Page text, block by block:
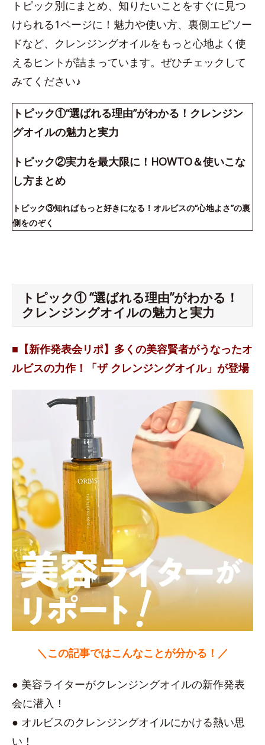
トピック別にまとめ、知りたいことをすぐに見つ
けられる1ページに！魅力や使い方、裏側エピソー
ドなど、クレンジングオイルをもっと心地よく使
えるヒントが詰まっています。ぜひチェックして
みてください♪
トピック①“選ばれる理由”がわかる！クレンジン
グオイルの魅力と実力
トピック②実力を最大限に！HOWTO＆使いこな
し方まとめ
トピック③知ればもっと好きになる！オルビスの“心地よさ”の裏
側をのぞく
トピック① “選ばれる理由”がわかる！
クレンジングオイルの魅力と実力
■【新作発表会リポ】多くの美容賢者がうなったオ
ルビスの力作！「ザ クレンジングオイル」が登場
＼この記事ではこんなことが分かる！／
● 美容ライターがクレンジングオイルの新作発表
会に潜入！
● オルビスのクレンジングオイルにかける熱い思
い！